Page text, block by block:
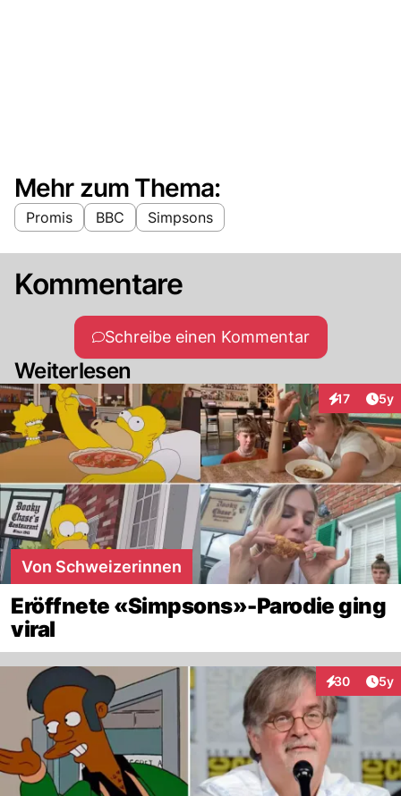
Mehr zum Thema:
Promis BBC Simpsons
Kommentare
Schreibe einen Kommentar
Weiterlesen
17 5y
Von Schweizerinnen
Eröffnete «Simpsons»-Parodie ging
viral
30
Interaktionen
5y